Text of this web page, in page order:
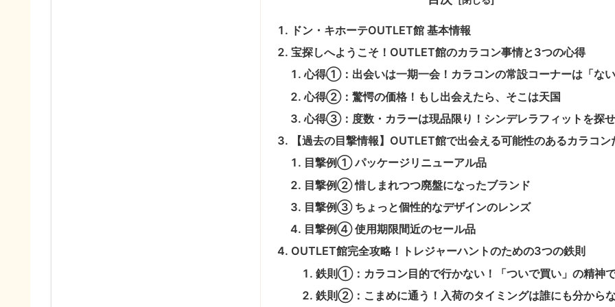
ドン・キホーテOUTLET館 基本情報
宝探しへようこそ！OUTLET館のカラコン事情と3つの心得
心得①：出会いは一期一会！カラコンの常設コーナーは「ない
心得②：驚愕の価格！もし出会えたら、そこは天国
心得③：度数・カラーは現品限り！シンデレラフィットを探せ
【過去の目撃情報】OUTLET館で出会える可能性のあるカラコン
目撃例① パッケージリニューアル品
目撃例② 惜しまれつつ廃盤になったブランド
目撃例③ ちょっと個性的なデザインのレンズ
目撃例④ 使用期限間近のセール品
OUTLET館完全攻略！トレジャーハントのための3つの鉄則
鉄則①：カラコン目的で行かない！「ついで買い」の精神
鉄則②：こまめに通う！入荷のタイミングは誰にも分から